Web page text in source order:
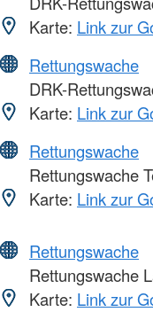
Karte: Link zur
Rettungswache
DRK-
Karte: Link zur
Rettungswache
Rettungswache
Karte: Link zur
Rettungswache
Rettungswache
Karte: Link zur